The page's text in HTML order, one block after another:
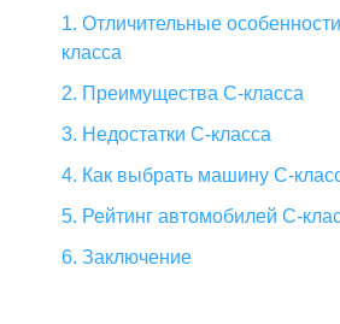
1. Отличительные
класса
2. Преимущества С-класса
3. Недостатки С-класса
4. Как выбрать машину С-
5. Рейтинг автомобилей С-
6. Заключение